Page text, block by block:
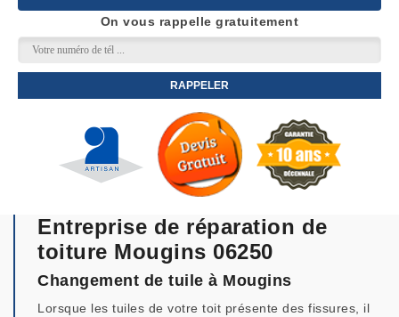
On vous rappelle gratuitement
Entreprise de réparation de
toiture Mougins 06250
Changement de tuile à Mougins
Lorsque les tuiles de votre toit présente des fissures, il